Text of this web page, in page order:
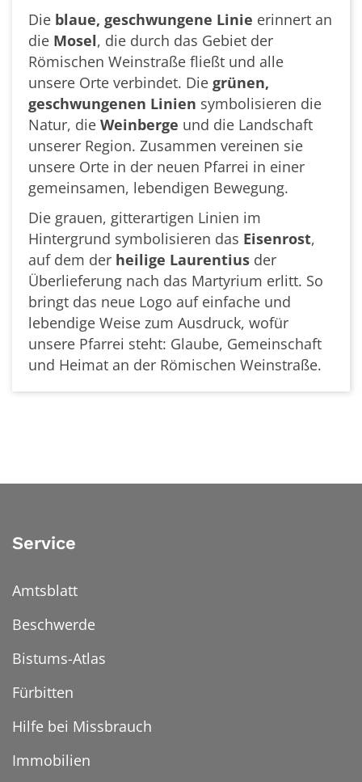
Die blaue, geschwungene Linie erinnert an
die Mosel, die durch das Gebiet der
Römischen Weinstraße fließt und alle
unsere Orte verbindet. Die grünen,
geschwungenen Linien symbolisieren die
Natur, die Weinberge und die Landschaft
unserer Region. Zusammen vereinen sie
unsere Orte in der neuen Pfarrei in einer
gemeinsamen, lebendigen Bewegung.
Die grauen, gitterartigen Linien im
Hintergrund symbolisieren das Eisenrost,
auf dem der heilige Laurentius der
Überlieferung nach das Martyrium erlitt. So
bringt das neue Logo auf einfache und
lebendige Weise zum Ausdruck, wofür
unsere Pfarrei steht: Glaube, Gemeinschaft
und Heimat an der Römischen Weinstraße.
Service
Amtsblatt
Beschwerde
Bistums-Atlas
Fürbitten
Hilfe bei Missbrauch
Immobilien